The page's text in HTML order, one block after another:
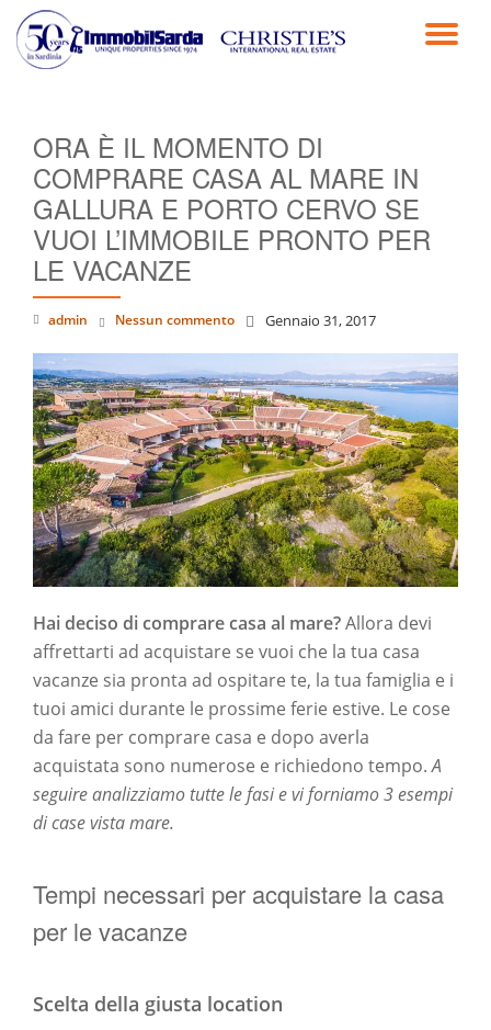
Passa
ORA È IL MOMENTO DI
COMPRARE CASA AL MARE IN
GALLURA E PORTO CERVO SE
VUOI L’IMMOBILE PRONTO PER
LE VACANZE
admin Gennaio 31, 2017
Nessun commento
Hai deciso di comprare casa al mare?Allora devi
affrettarti ad acquistare se vuoi che la tua casa
vacanze sia pronta ad ospitare te, la tua famiglia e i
tuoi amici durante le prossime ferie estive. Le cose
da fare per comprare casa e dopo averla
acquistata sono numerose e richiedono tempo.A
seguire analizziamo tutte le fasi e vi forniamo 3 esempi
di case vista mare.
Tempi necessari per acquistare la casa
per le vacanze
Scelta della giusta location